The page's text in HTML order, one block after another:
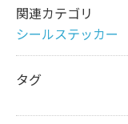
関連カテゴリ
シールステッカー
タグ